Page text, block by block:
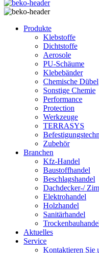
Produkte
Klebstoffe
Dichtstoffe
Aerosole
PU-Schäume
Klebebänder
Chemische Dübel
Sonstige Chemie
Performance
Protection
Werkzeuge
TERRASYS
Zubehör
Branchen
Kfz-Handel
Baustoffhandel
Beschlagshandel
Dachdecker-/
Elektrohandel
Holzhandel
Sanitärhandel
Aktuelles
Service
Kontaktieren Sie